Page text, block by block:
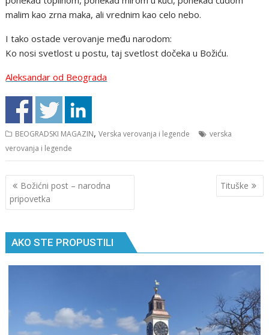
malim kao zrna maka, ali vrednim kao celo nebo.
I tako ostade verovanje među narodom:
Ko nosi svetlost u postu, taj svetlost dočeka u Božiću.
Aleksandar od Beograda
BEOGRADSKI MAGAZIN,Verska verovanja i legende
verska
verovanja i legende
Кретање
чланка
Božićni post – narodna
pripovetka
Tituške
AKO STE PROPUSTILI